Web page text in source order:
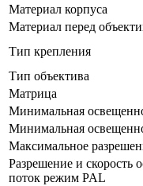
Материал корпуса
Материал перед
Тип крепления
Тип объектива
Матрица
Минимальная
Минимальная
Максимальное
Разрешение и скорость
поток режим PAL